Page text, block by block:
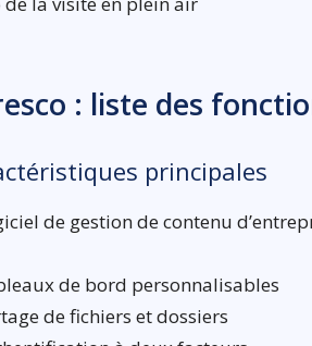
: liste des
principales
de gestion de contenu
de bord personnalisables
de fichiers et dossiers